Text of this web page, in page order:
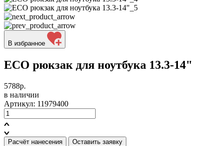
В избранное
ECO рюкзак для ноутбука 13.3-14"
5788р.
в наличии
Артикул: 11979400
Расчёт нанесения Оставить заявку